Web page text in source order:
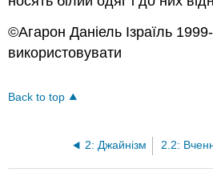
©Агарон Даніель Ізраїль
використовувати
Back to top
2: Джайнізм 2.2: